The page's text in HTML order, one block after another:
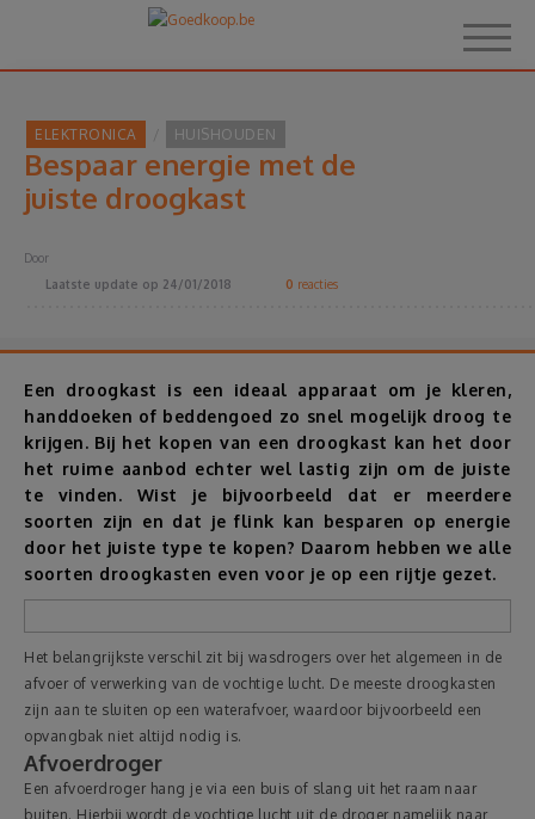
Home
Over Goedkoop.be
Korting
Thema's
Reviews
Reizen
Geldzaken
Thuis
Elektronica
ELEKTRONICA HUISHOUDEN
Bespaar energie met de
juiste droogkast
Door
Laatste update op 24/01/2018 0 reacties
Een droogkast is een ideaal apparaat om je kleren,
handdoeken of beddengoed zo snel mogelijk droog te
krijgen. Bij het kopen van een droogkast kan het door
het ruime aanbod echter wel lastig zijn om de juiste
te vinden. Wist je bijvoorbeeld dat er meerdere
soorten zijn en dat je flink kan besparen op energie
door het juiste type te kopen? Daarom hebben we alle
soorten droogkasten even voor je op een rijtje gezet.
Het belangrijkste verschil zit bij wasdrogers over het algemeen in de
afvoer of verwerking van de vochtige lucht. De meeste droogkasten
zijn aan te sluiten op een waterafvoer, waardoor bijvoorbeeld een
opvangbak niet altijd nodig is.
Afvoerdroger
Een afvoerdroger hang je via een buis of slang uit het raam naar
buiten. Hierbij wordt de vochtige lucht uit de droger namelijk naar